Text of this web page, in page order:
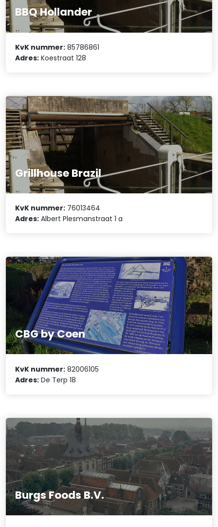
BBQ Hollander
KvK nummer: 85786861
Adres: Koestraat 128
Grillhouse Brazil
KvK nummer: 76013464
Adres: Albert Plesmanstraat 1 a
CBG by Coen
KvK nummer: 82006105
Adres: De Terp 18
Burgs Foods B.V.